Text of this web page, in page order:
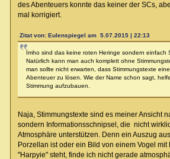
des Abenteuers konnte das keiner der SCs,
mal korrigiert.
Zitat von: Eulenspiegel am 5.07.2015 | 22:13
Imho sind das keine roten Heringe sondern einfach
Natürlich kann man auch komplett ohne
man sollte nicht erwarten, dass Stimmungstexte
Abenteuer zu lösen. Wie der Name schon sagt,
Stimmung aufzubauen.
Naja, Stimmungstexte sind es meiner Ansicht
sondern Informationsschnipsel, die nicht
Atmosphäre unterstützen. Denn ein Auszug
Porzellan ist oder ein Bild von einem Vogel mit
"Harpyie" steht, finde ich nicht gerade